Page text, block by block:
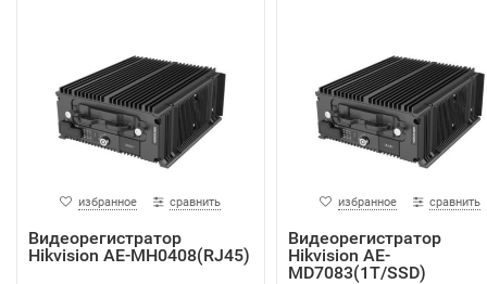
избранное сравнить
Видеорегистратор
Hikvision AE-MH0408(RJ45)
избранное сравнить
Видеорегистратор
Hikvision AE-
MD7083(1T/SSD)